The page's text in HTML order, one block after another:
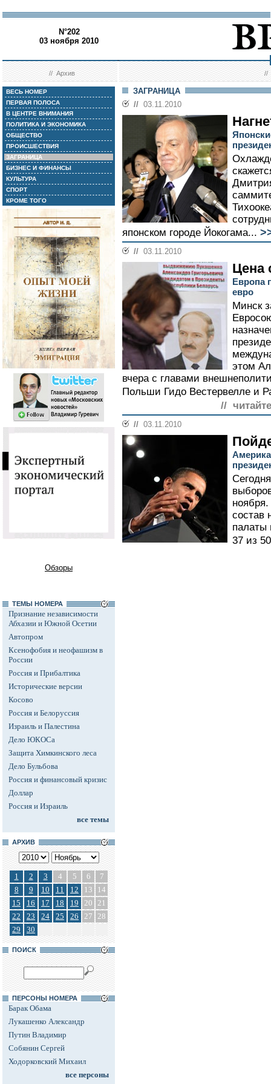
N°202
03 ноября 2010
//Архив //
ВЕСЬ НОМЕР
ПЕРВАЯ ПОЛОСА
В ЦЕНТРЕ ВНИМАНИЯ
ПОЛИТИКА И ЭКОНОМИКА
ОБЩЕСТВО
ПРОИСШЕСТВИЯ
ЗАГРАНИЦА
БИЗНЕС И ФИНАНСЫ
КУЛЬТУРА
СПОРТ
КРОМЕ ТОГО
Обзоры
ТЕМЫ НОМЕРА
Признание независимости
Абхазии и Южной Осетии
Автопром
Ксенофобия и неофашизм в
России
Россия и Прибалтика
Исторические версии
Косово
Россия и Белоруссия
Израиль и Палестина
Дело ЮКОСа
Защита Химкинского леса
Дело Бульбова
Россия и финансовый кризис
Доллар
Россия и Израиль
все темы
АРХИВ
1 2 3 4 5 6
7
8
9 10 11 12 13
14
15
16 17 18 19 20 21
22
23 24 25 26 27 28
29
30
ПОИСК
ПЕРСОНЫ НОМЕРА
Барак Обама
Лукашенко Александр
Путин Владимир
Собянин Сергей
Ходорковский Михаил
все персоны
ЗАГРАНИЦА
// 03.11.2010
японском городе Йокогама...
// 03.11.2010
Цена
Европа
евро
Минск
этом
вчера с главами
Польши Гидо Вестервелле и
//
// 03.11.2010
состав
палаты
37 из